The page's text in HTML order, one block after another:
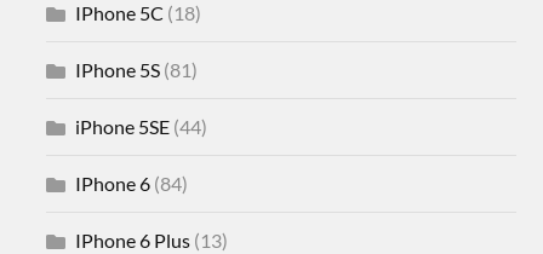
IPhone 5C (18)
IPhone 5S (81)
iPhone 5SE (44)
IPhone 6 (84)
IPhone 6 Plus (13)